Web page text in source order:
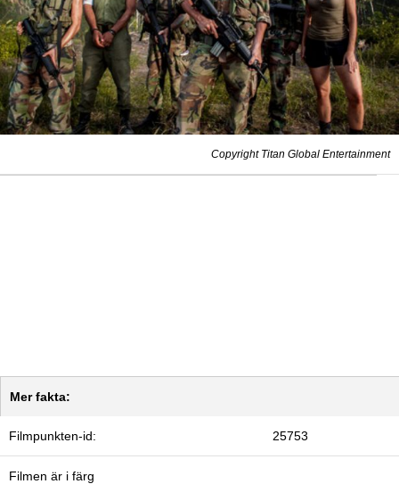
Copyright Titan Global Entertainment
Mer fakta:
Filmpunkten-id: 25753
Filmen är i färg